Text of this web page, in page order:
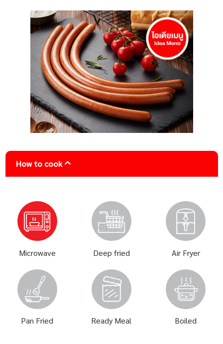
How to cook
Microwave Deep fried Air Fryer
Pan Fried Ready Meal Boiled